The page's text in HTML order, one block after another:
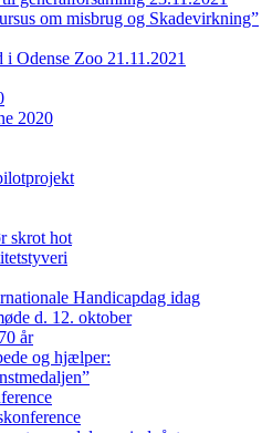
om misbrug og Skadevirkning”
Odense Zoo 21.11.2021
2020
skrot hot
Handicapdag idag
d. 12. oktober
år
og hjælper: